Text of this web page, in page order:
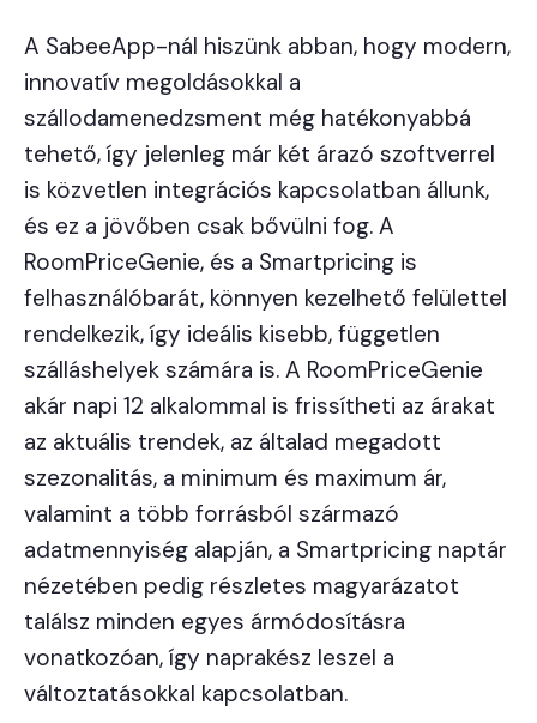
A SabeeApp-nál hiszünk abban, hogy modern,
innovatív megoldásokkal a
szállodamenedzsment még hatékonyabbá
tehető, így jelenleg már két árazó szoftverrel
is közvetlen integrációs kapcsolatban állunk,
és ez a jövőben csak bővülni fog. A
RoomPriceGenie, és a Smartpricing is
felhasználóbarát, könnyen kezelhető felülettel
rendelkezik, így ideális kisebb, független
szálláshelyek számára is. A RoomPriceGenie
akár napi 12 alkalommal is frissítheti az árakat
az aktuális trendek, az általad megadott
szezonalitás, a minimum és maximum ár,
valamint a több forrásból származó
adatmennyiség alapján, a Smartpricing naptár
nézetében pedig részletes magyarázatot
találsz minden egyes ármódosításra
vonatkozóan, így naprakész leszel a
változtatásokkal kapcsolatban.